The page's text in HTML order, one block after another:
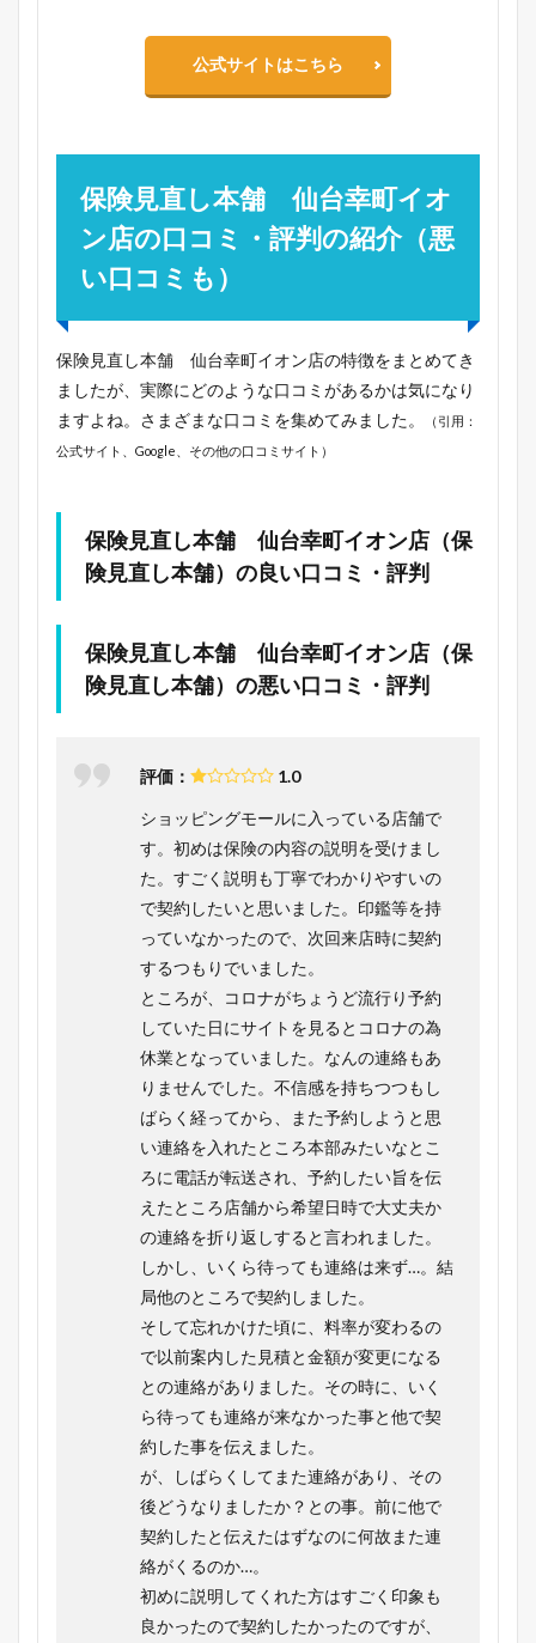
公式サイトはこちら
保険見直し本舗 仙台幸町イオ
ン店の口コミ・評判の紹介（悪
い口コミも）
保険見直し本舗 仙台幸町イオン店の特徴をまとめてき
ましたが、実際にどのような口コミがあるかは気になり
ますよね。さまざまな口コミを集めてみました。
（引用：
公式サイト、Google、その他の口コミサイト）
保険見直し本舗 仙台幸町イオン店（保
険見直し本舗）の良い口コミ・評判
保険見直し本舗 仙台幸町イオン店（保
険見直し本舗）の悪い口コミ・評判
評価： 1.0
ショッピングモールに入っている店舗で
す。初めは保険の内容の説明を受けまし
た。すごく説明も丁寧でわかりやすいの
で契約したいと思いました。印鑑等を持
っていなかったので、次回来店時に契約
するつもりでいました。
ところが、コロナがちょうど流行り予約
していた日にサイトを見るとコロナの為
休業となっていました。なんの連絡もあ
りませんでした。不信感を持ちつつもし
ばらく経ってから、また予約しようと思
い連絡を入れたところ本部みたいなとこ
ろに電話が転送され、予約したい旨を伝
えたところ店舗から希望日時で大丈夫か
の連絡を折り返しすると言われました。
しかし、いくら待っても連絡は来ず…。結
局他のところで契約しました。
そして忘れかけた頃に、料率が変わるの
で以前案内した見積と金額が変更になる
との連絡がありました。その時に、いく
ら待っても連絡が来なかった事と他で契
約した事を伝えました。
が、しばらくしてまた連絡があり、その
後どうなりましたか？との事。前に他で
契約したと伝えたはずなのに何故また連
絡がくるのか…。
初めに説明してくれた方はすごく印象も
良かったので契約したかったのですが、